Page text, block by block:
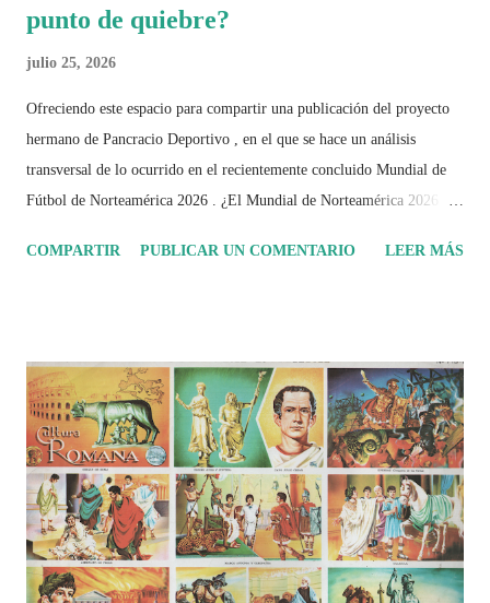
punto de quiebre?
julio 25, 2026
Ofreciendo este espacio para compartir una publicación del proyecto
hermano de Pancracio Deportivo , en el que se hace un análisis
transversal de lo ocurrido en el recientemente concluido Mundial de
Fútbol de Norteamérica 2026 . ¿El Mundial de Norteamérica 2026 ha
2026 ¿Un punto de quiebre?" Este especial de Pancracio Deportivo no
busca decir únicamente quién ganó o quién perdió. Busca responder si
este Mundial marcó un antes y un después en la forma de entender el
deporte, la identidad nacional, la globalización, la comercialización y
el papel del fútbol como reflejo de nuestras sociedades . Son 230
páginas de análisis, ilustraciones originales y ...
COMPARTIR PUBLICAR UN COMENTARIO LEER MÁS